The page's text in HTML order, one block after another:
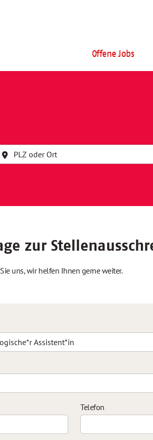
Offene Jobs
zur
uns, wir helfen Ihnen gerne weiter.
Telefon